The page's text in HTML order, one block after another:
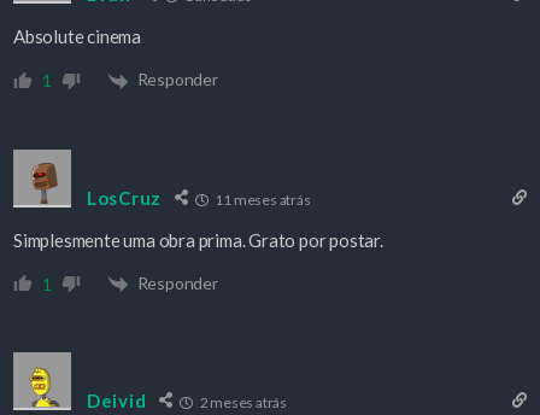
Absolute cinema
1 Responder
LosCruz 11 meses atrás
Simplesmente uma obra prima. Grato por postar.
1 Responder
Deivid 2 meses atrás